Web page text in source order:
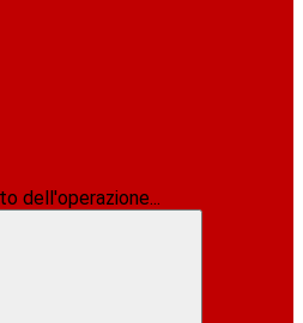
dell'operazione...